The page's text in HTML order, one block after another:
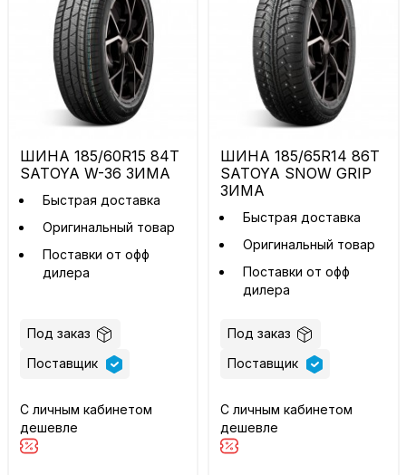
ШИНА 185/60R15 84T
SATOYA W-36 ЗИМА
Быстрая доставка
Оригинальный товар
Поставки от офф
дилера
Под заказ
Поставщик
С личным кабинетом
дешевле
ШИНА 185/65R14 86T
SATOYA SNOW GRIP
ЗИМА
Быстрая доставка
Оригинальный товар
Поставки от офф
дилера
Под заказ
Поставщик
С личным кабинетом
дешевле